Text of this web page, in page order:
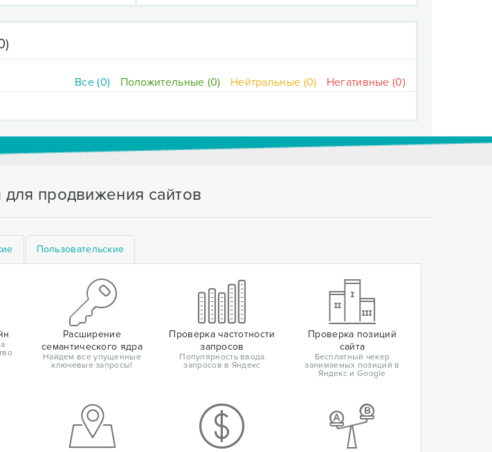
Все (0) Положительные (0) Нейтральные (0) Негативные (0)
продвижения сайтов
Пользовательские
Расширение
семантического ядра
Найдем все упущенные
ключевые запросы!
Проверка частотности
запросов
Популярность ввода
запросов в Яндекс
Проверка позиций
сайта
Бесплатный чекер
занимаемых позиций в
Яндекс и Google